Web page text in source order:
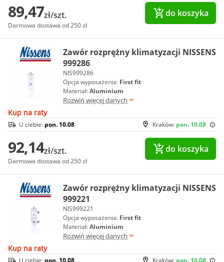
89,47zł/szt.
Darmowa dostawa od 250 zł
do koszyka
Zawór rozprężny klimatyzacji NISSENS
999286
NIS999286
Opcja wyposażenia: First fit
Materiał:Aluminium
Rozwiń więcej danych
Kup na raty
Kraków: pon. 10.08
U ciebie: pon. 10.08
92,14zł/szt.
Darmowa dostawa od 250 zł
do koszyka
Zawór rozprężny klimatyzacji NISSENS
999221
NIS999221
Opcja wyposażenia: First fit
Materiał:Aluminium
Rozwiń więcej danych
Kup na raty
Kraków: pon. 10.08
U ciebie: pon. 10.08